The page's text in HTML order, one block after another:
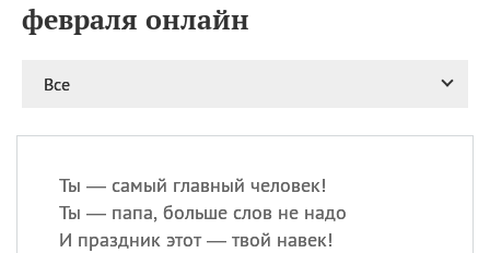
февраля онлайн
Все
Ты — самый главный человек!
Ты — папа, больше слов не надо
И праздник этот — твой навек!
Николая Чудотворца
11.08 День полета на
11.08 День Святой Клары —
покровительницы
телевидения